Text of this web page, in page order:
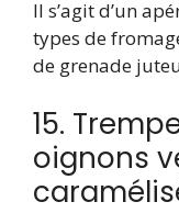
Il s’agit d’un
types de
de grenade
15.
oignons